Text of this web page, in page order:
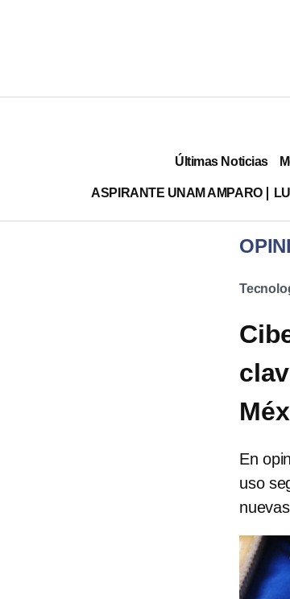
Últimas Noticias
ASPIRANTE UNAM AMPARO
En
uso